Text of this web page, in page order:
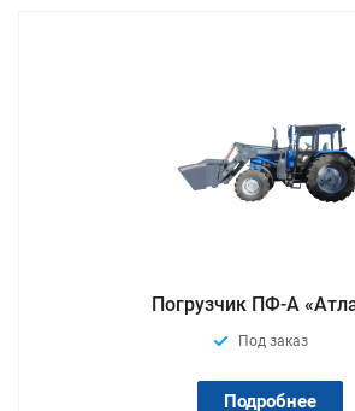
Погрузчик ПФ-А
Под заказ
Подробнее